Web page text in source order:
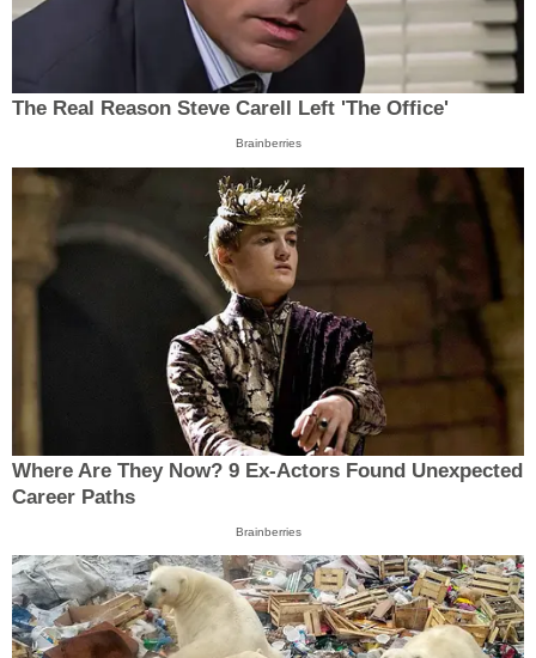
The Real Reason Steve Carell Left 'The Office'
Brainberries
Where Are They Now? 9 Ex-Actors Found Unexpected
Career Paths
Brainberries